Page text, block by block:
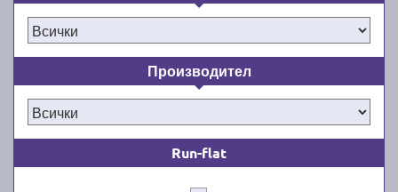
Производител
Run-flat